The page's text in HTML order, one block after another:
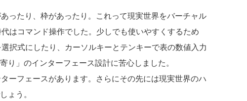
ったり、枠があったり。これって現実世界をバーチャル
はコマンド操作でした。少しでも使いやすくするため
択式にしたり、カーソルキーとテンキーで表の数値入力
り」のインターフェース設計に苦心しました。
ーフェースがあります。さらにその先には現実世界のハ
ょう。